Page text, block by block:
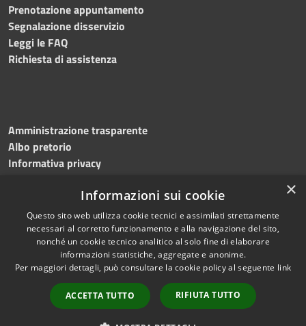
Prenotazione appuntamento
Segnalazione disservizio
Leggi le FAQ
Richiesta di assistenza
Amministrazione trasparente
Albo pretorio
Informativa privacy
Dichiarazione di accessibilità Meccanismo di feedback
RSS
Accessibilità
Copyright © 2026 • Comune di
Bitonto • Powered by
Municipium•
Accesso
redazione
×
Informazioni sui cookie
Questo sito web utilizza cookie tecnici e assimilati strettamente
necessari al corretto funzionamento e alla navigazione del sito,
nonché un cookie tecnico analitico al solo fine di elaborare
informazioni statistiche, aggregate e anonime.
Per maggiori dettagli, può consultare la cookie policy al seguente link
ACCETTA TUTTO RIFIUTA TUTTO